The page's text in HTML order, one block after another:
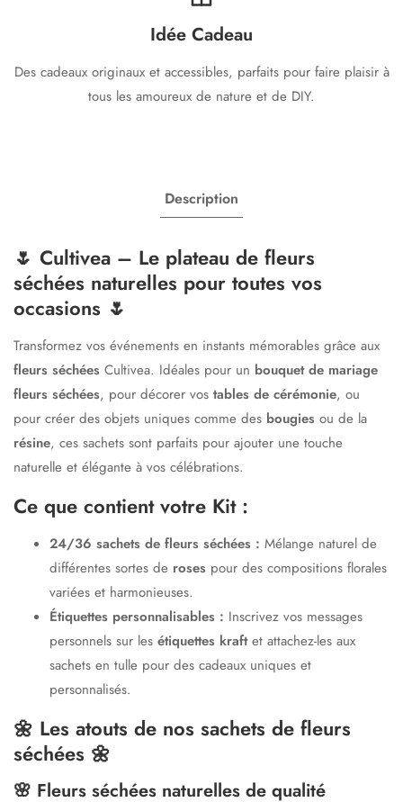
Idée Cadeau
Des cadeaux originaux et accessibles, parfaits pour faire plaisir à
tous les amoureux de nature et de DIY.
Description
🌷 Cultivea – Le plateau de fleurs
séchées naturelles pour toutes vos
occasions 🌷
Transformez vos événements en instants mémorables grâce aux
fleurs séchées Cultivea. Idéales pour un bouquet de mariage
fleurs séchées, pour décorer vos tables de cérémonie, ou
pour créer des objets uniques comme des bougies ou de la
résine, ces sachets sont parfaits pour ajouter une touche
naturelle et élégante à vos célébrations.
Ce que contient votre Kit :
24/36 sachets de fleurs séchées : Mélange naturel de
différentes sortes de roses pour des compositions florales
variées et harmonieuses.
Étiquettes personnalisables : Inscrivez vos messages
personnels sur les étiquettes kraftet attachez-les aux
sachets en tulle pour des cadeaux uniques et
personnalisés.
🌼 Les atouts de nos sachets de fleurs
séchées 🌼
🌸 Fleurs séchées naturelles de qualité